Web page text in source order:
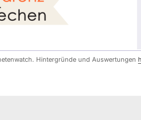
Hintergründe und Auswertungen